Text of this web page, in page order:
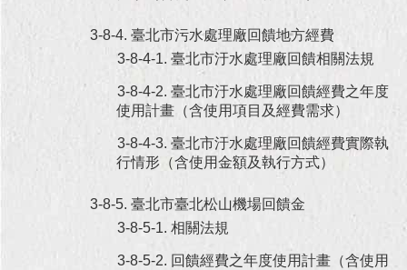
3-8-4. 臺北市污水處理廠回饋地方經費
3-8-4-1. 臺北市汙水處理廠回饋相關法規
3-8-4-2. 臺北市汙水處理廠回饋經費之年度
使用計畫（含使用項目及經費需求）
3-8-4-3. 臺北市汙水處理廠回饋經費實際執
行情形（含使用金額及執行方式）
3-8-5. 臺北市臺北松山機場回饋金
3-8-5-1. 相關法規
3-8-5-2. 回饋經費之年度使用計畫（含使用